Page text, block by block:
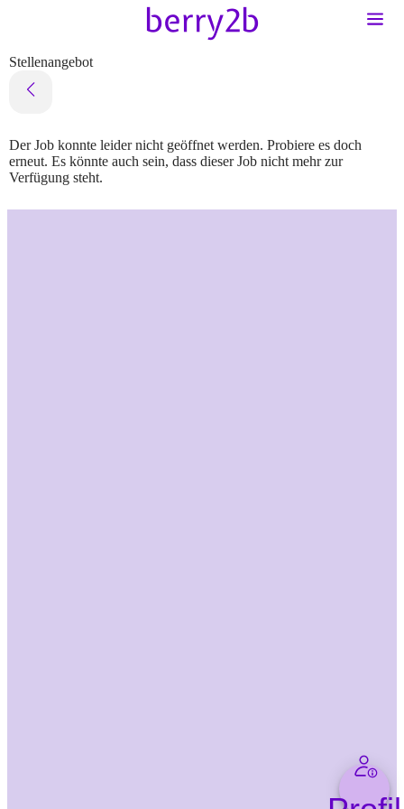
Stellenangebot
Der Job konnte leider nicht geöffnet werden. Probiere es doch
erneut. Es könnte auch sein, dass dieser Job nicht mehr zur
Verfügung steht.